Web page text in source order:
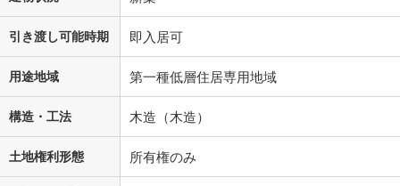
引き渡し可能時期 即入居可
用途地域 第一種低層住居専用地域
構造・工法 木造（木造）
土地権利形態 所有権のみ